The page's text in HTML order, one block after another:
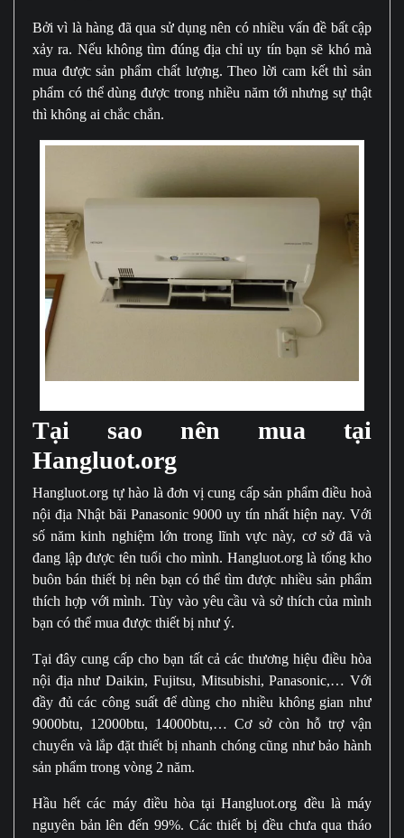
Bởi vì là hàng đã qua sử dụng nên có nhiều vấn đề bất cập
xảy ra. Nếu không tìm đúng địa chỉ uy tín bạn sẽ khó mà
mua được sản phẩm chất lượng. Theo lời cam kết thì sản
phẩm có thể dùng được trong nhiều năm tới nhưng sự thật
thì không ai chắc chắn.
Tại sao nên mua tại
Hangluot.org
Hangluot.org tự hào là đơn vị cung cấp sản phẩm điều hoà
nội địa Nhật bãi Panasonic 9000 uy tín nhất hiện nay. Với
số năm kinh nghiệm lớn trong lĩnh vực này, cơ sở đã và
đang lập được tên tuổi cho mình. Hangluot.org là tổng kho
buôn bán thiết bị nên bạn có thể tìm được nhiều sản phẩm
thích hợp với mình. Tùy vào yêu cầu và sở thích của mình
bạn có thể mua được thiết bị như ý.
Tại đây cung cấp cho bạn tất cả các thương hiệu điều hòa
nội địa như Daikin, Fujitsu, Mitsubishi, Panasonic,… Với
đầy đủ các công suất để dùng cho nhiều không gian như
9000btu, 12000btu, 14000btu,… Cơ sở còn hỗ trợ vận
chuyển và lắp đặt thiết bị nhanh chóng cũng như bảo hành
sản phẩm trong vòng 2 năm.
Hầu hết các máy điều hòa tại Hangluot.org đều là máy
nguyên bản lên đến 99%. Các thiết bị đều chưa qua tháo